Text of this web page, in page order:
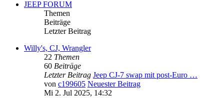
JEEP FORUM
Themen
Beiträge
Letzter Beitrag
Willy's, CJ, Wrangler
22 Themen
60 Beiträge
Letzter Beitrag Jeep CJ-7 swap mit post-Euro …
von c199605 Neuester Beitrag
Mi 2. Jul 2025, 14:32